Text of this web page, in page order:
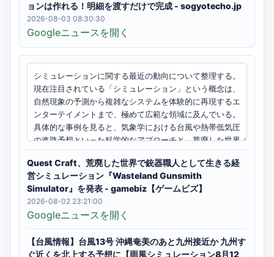
ョンは作れる！明細を渡すだけで完成 - sogyotecho.jp
2026-08-03 08:30:30
Googleニュースを開く
Quest Craft、荒廃した世界で銃器職人として生きる経
営シミュレーション『Wasteland Gunsmith
Simulator』を発表 - gamebiz【ゲームビズ】
2026-08-02 23:21:00
Googleニュースを開く
【台風情報】台風13号 沖縄奄美のあと九州接近か 九州す
ぐ近くを北上する予想に【雨風シミュレーション8月12